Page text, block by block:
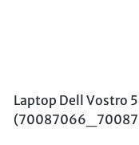
Laptop Dell Vostro